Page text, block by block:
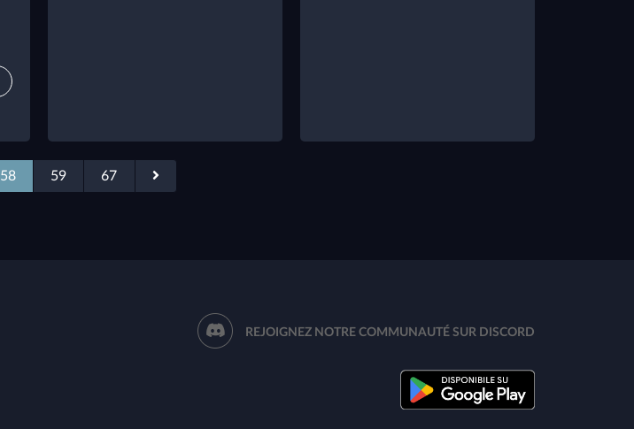
58 59 67
REJOIGNEZ NOTRE COMMUNAUTÉ SUR DISCORD